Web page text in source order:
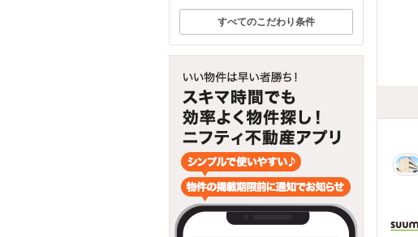
すべてのこだわり条件